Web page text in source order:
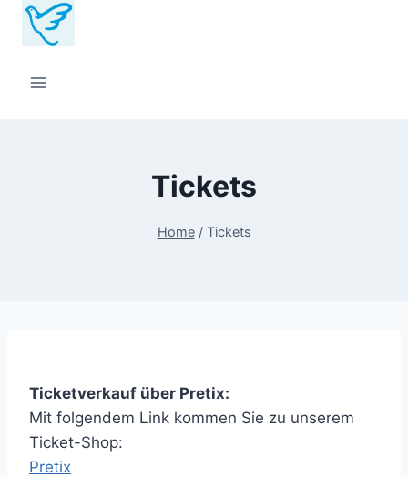
Zum
Inhalt
Tickets
Home / Tickets
Ticketverkauf über Pretix:
Mit folgendem Link kommen Sie zu unserem
Ticket-Shop:
Pretix